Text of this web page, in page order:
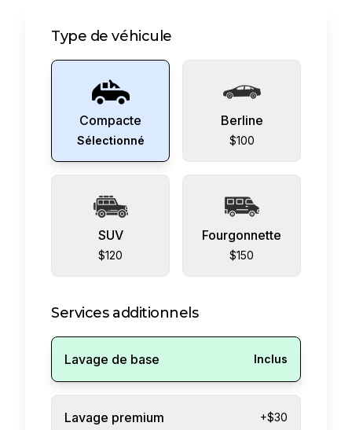
Type de véhicule
Compacte
Sélectionné
Berline
$100
SUV
$120
Fourgonnette
$150
Services additionnels
Lavage de base Inclus
Lavage premium +$30